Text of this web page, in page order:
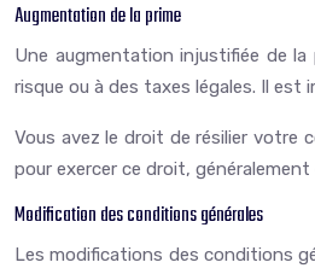
Augmentation de la prime
Une augmentation injustifiée de
risque ou à des taxes légales. Il
Vous avez le droit de résilier votre
pour exercer ce droit,
Modification des conditions générales
Les modifications des conditions